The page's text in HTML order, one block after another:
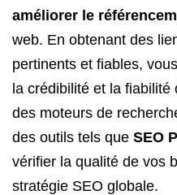
améliorer le
web. En obtenant des
pertinents et fiables,
la crédibilité et la
des moteurs de
des outils tels que SEO
vérifier la qualité de vos
stratégie SEO globale.